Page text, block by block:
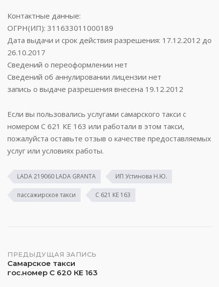
Контактные данные:
ОГРН(ИП): 311633011000189
Дата выдачи и срок действия разрешения: 17.12.2012 до
26.10.2017
Сведений о переоформлении нет
Сведений об аннулировании лицензии нет
запись о выдаче разрешения внесена 19.12.2012
Если вы пользовались услугами самарского такси с
номером С 621 КЕ 163 или работали в этом такси,
пожалуйста оставьте отзыв о качестве предоставляемых
услуг или условиях работы.
LADA 219060 LADA GRANTA ИП Устинова Н.Ю.
пассажирское такси С 621 КЕ 163
Навигация
по
ПРЕДЫДУЩАЯ ЗАПИСЬ
Самарское такси
гос.номер С 620 КЕ 163